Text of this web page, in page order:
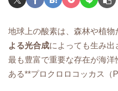
地球上の酸素は、森林や植物
よる光合成によっても生み出
最も豊富で重要な存在が海
ある**プロクロロコッカス（